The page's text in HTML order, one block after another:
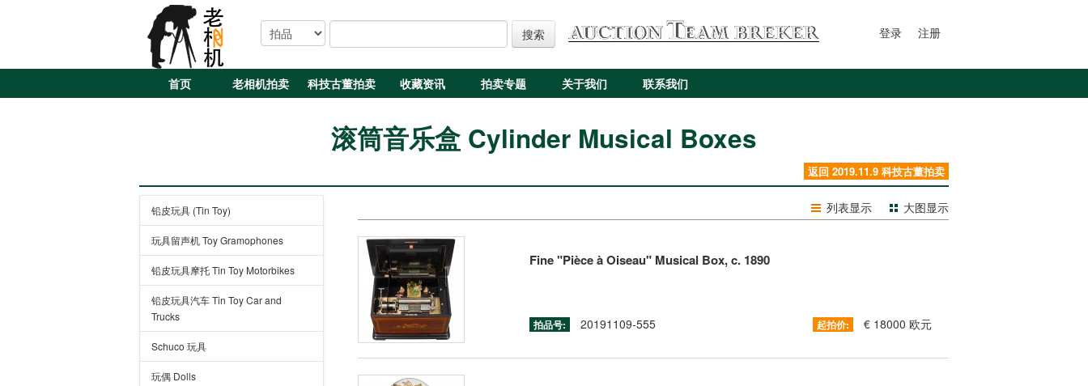
搜索 登录 注册
首页 老相机拍卖 科技古董拍卖 收藏资讯 拍卖专题 关于我们 联系我们
滚筒音乐盒 Cylinder Musical Boxes
返回 2019.11.9 科技古董拍卖
铅皮玩具 (Tin Toy)
玩具留声机 Toy Gramophones
铅皮玩具摩托 Tin Toy Motorbikes
铅皮玩具汽车 Tin Toy Car and
Trucks
Schuco 玩具
玩偶 Dolls
列表显示 大图显示
Fine "Pièce à Oiseau" Musical Box, c. 1890
拍品号: 20191109-555 起拍价: € 18000 欧元